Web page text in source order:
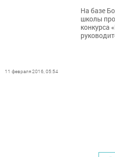
На базе
школы
конкурса
11 февраля 2016, 05:54